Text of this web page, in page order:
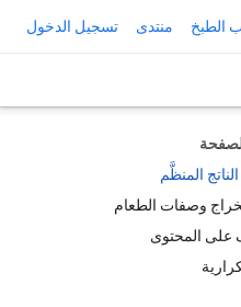
الطبخ منتدى تسجيل الدخول
المنظَّم
وصفات الطعام
على المحتوى